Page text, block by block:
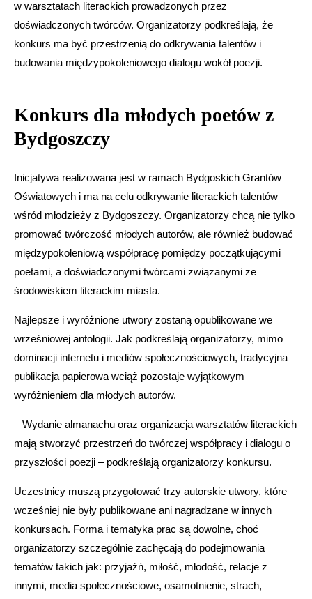
w warsztatach literackich prowadzonych przez
doświadczonych twórców. Organizatorzy podkreślają, że
konkurs ma być przestrzenią do odkrywania talentów i
budowania międzypokoleniowego dialogu wokół poezji.
Konkurs dla młodych poetów z
Bydgoszczy
Inicjatywa realizowana jest w ramach Bydgoskich Grantów
Oświatowych i ma na celu odkrywanie literackich talentów
wśród młodzieży z Bydgoszczy. Organizatorzy chcą nie tylko
promować twórczość młodych autorów, ale również budować
międzypokoleniową współpracę pomiędzy początkującymi
poetami, a doświadczonymi twórcami związanymi ze
środowiskiem literackim miasta.
Najlepsze i wyróżnione utwory zostaną opublikowane we
wrześniowej antologii. Jak podkreślają organizatorzy, mimo
dominacji internetu i mediów społecznościowych, tradycyjna
publikacja papierowa wciąż pozostaje wyjątkowym
wyróżnieniem dla młodych autorów.
– Wydanie almanachu oraz organizacja warsztatów literackich
mają stworzyć przestrzeń do twórczej współpracy i dialogu o
przyszłości poezji – podkreślają organizatorzy konkursu.
Uczestnicy muszą przygotować trzy autorskie utwory, które
wcześniej nie były publikowane ani nagradzane w innych
konkursach. Forma i tematyka prac są dowolne, choć
organizatorzy szczególnie zachęcają do podejmowania
tematów takich jak: przyjaźń, miłość, młodość, relacje z
innymi, media społecznościowe, osamotnienie, strach,